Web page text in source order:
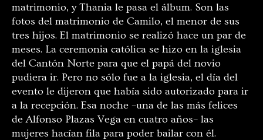
matrimonio, y Thania le pasa el álbum. Son las
fotos del matrimonio de Camilo, el menor de sus
tres hijos. El matrimonio se realizó hace un par de
meses. La ceremonia católica se hizo en la iglesia
del Cantón Norte para que el papá del novio
pudiera ir. Pero no sólo fue a la iglesia, el día del
evento le dijeron que había sido autorizado para ir
a la recepción. Esa noche –una de las más felices
de Alfonso Plazas Vega en cuatro años– las
mujeres hacían fila para poder bailar con él.